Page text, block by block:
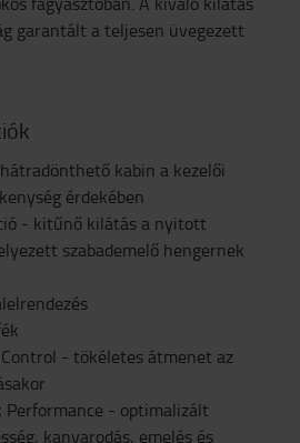
garantált a teljesen üvegezett
kabin a kezelői
érdekében
- kitűnő kilátás a nyitott
szabademelő hengernek
- tökéletes átmenet az
Performance - optimalizált
kanyarodás, emelés és